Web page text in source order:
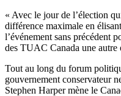
« Avec le jour de l’élection
différence maximale en
l’événement sans précédent
des TUAC Canada une autre
Tout au long du forum
gouvernement conservateur
Stephen Harper mène le